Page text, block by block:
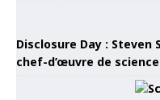
Disclosure Day :
chef-d’œuvre de